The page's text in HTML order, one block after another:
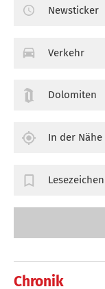
Chronik
Newsticker
Verkehr
Dolomiten
In der Nähe
Lesezeichen